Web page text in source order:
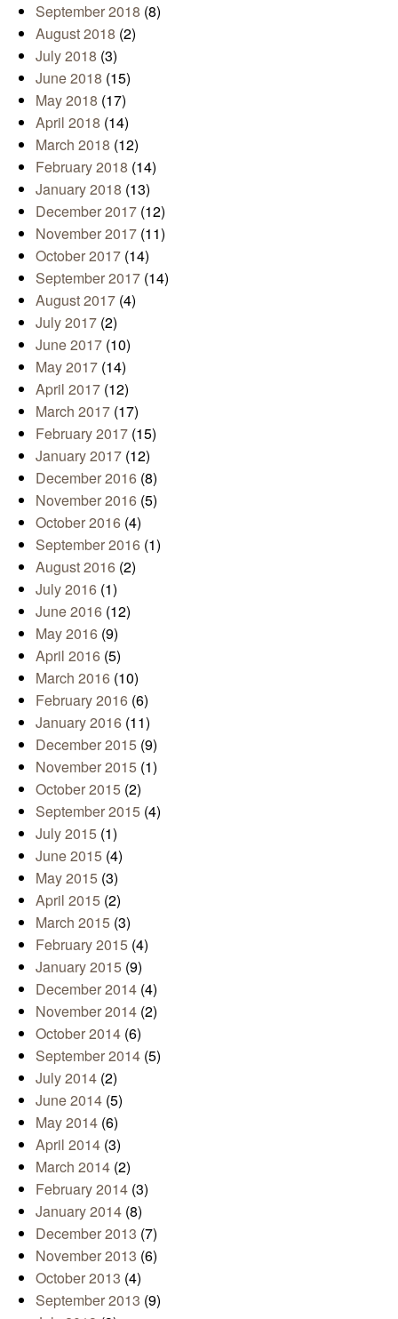
September 2018 (8)
August 2018 (2)
July 2018 (3)
June 2018 (15)
May 2018 (17)
April 2018 (14)
March 2018 (12)
February 2018 (14)
January 2018 (13)
December 2017 (12)
November 2017 (11)
October 2017 (14)
September 2017 (14)
August 2017 (4)
July 2017 (2)
June 2017 (10)
May 2017 (14)
April 2017 (12)
March 2017 (17)
February 2017 (15)
January 2017 (12)
December 2016 (8)
November 2016 (5)
October 2016 (4)
September 2016 (1)
August 2016 (2)
July 2016 (1)
June 2016 (12)
May 2016 (9)
April 2016 (5)
March 2016 (10)
February 2016 (6)
January 2016 (11)
December 2015 (9)
November 2015 (1)
October 2015 (2)
September 2015 (4)
July 2015 (1)
June 2015 (4)
May 2015 (3)
April 2015 (2)
March 2015 (3)
February 2015 (4)
January 2015 (9)
December 2014 (4)
November 2014 (2)
October 2014 (6)
September 2014 (5)
July 2014 (2)
June 2014 (5)
May 2014 (6)
April 2014 (3)
March 2014 (2)
February 2014 (3)
January 2014 (8)
December 2013 (7)
November 2013 (6)
October 2013 (4)
September 2013 (9)